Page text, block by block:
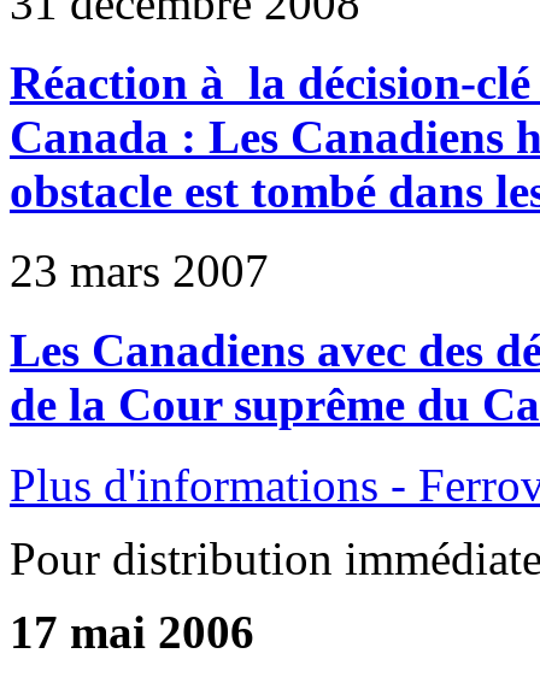
Réaction à la décision-
Canada : Les Canadiens
obstacle est tombé dans
23 mars 2007
Les Canadiens avec des
de la Cour suprême du
Plus d'informations -
Pour distribution
17 mai 2006